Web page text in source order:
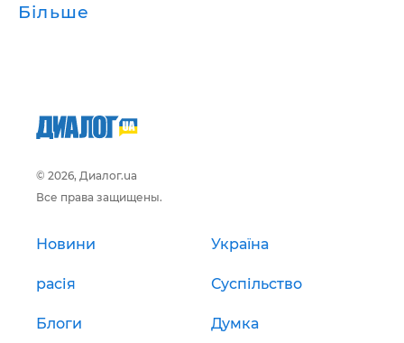
Більше
© 2026, Диалог.ua
Все права защищены.
Новини Україна
расія Суспільство
Блоги Думка